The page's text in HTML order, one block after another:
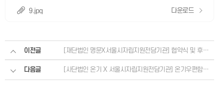
9.jpg 다운로드
이전글 [재단법인 명문X서울시자립지원전담기관] 협약식 및 후원금 전달식
다음글 [사단법인 온기 X 서울시자립지원전담기관] 온기우편함 설치, 업무 협약식